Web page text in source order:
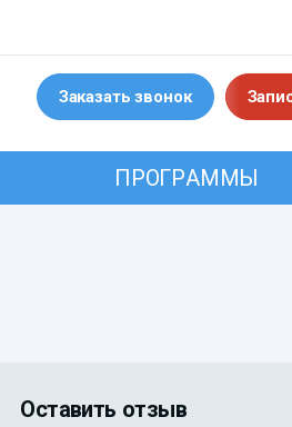
Заказать звонок
ПРОГРАММЫ
Оставить отзыв